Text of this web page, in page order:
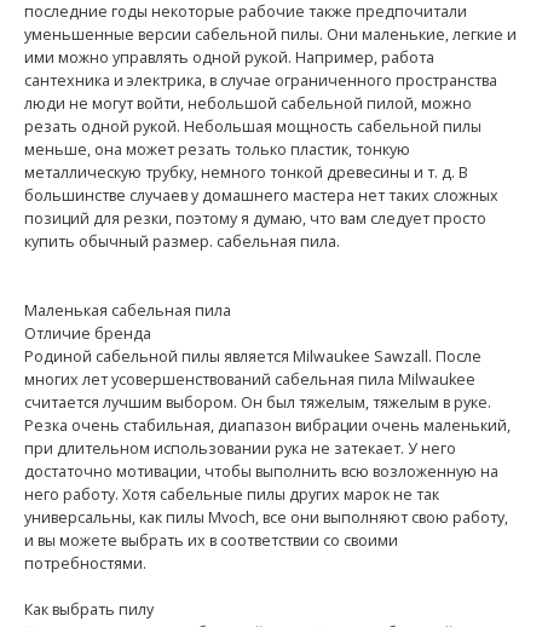
последние годы некоторые рабочие также предпочитали
уменьшенные версии сабельной пилы. Они маленькие, легкие и
ими можно управлять одной рукой. Например, работа
сантехника и электрика, в случае ограниченного пространства
люди не могут войти, небольшой сабельной пилой, можно
резать одной рукой. Небольшая мощность сабельной пилы
меньше, она может резать только пластик, тонкую
металлическую трубку, немного тонкой древесины и т. д. В
большинстве случаев у домашнего мастера нет таких сложных
позиций для резки, поэтому я думаю, что вам следует просто
купить обычный размер. сабельная пила.
Маленькая сабельная пила
Отличие бренда
Родиной сабельной пилы является Milwaukee Sawzall. После
многих лет усовершенствований сабельная пила Milwaukee
считается лучшим выбором. Он был тяжелым, тяжелым в руке.
Резка очень стабильная, диапазон вибрации очень маленький,
при длительном использовании рука не затекает. У него
достаточно мотивации, чтобы выполнить всю возложенную на
него работу. Хотя сабельные пилы других марок не так
универсальны, как пилы Mvoch, все они выполняют свою работу,
и вы можете выбрать их в соответствии со своими
потребностями.
Как выбрать пилу